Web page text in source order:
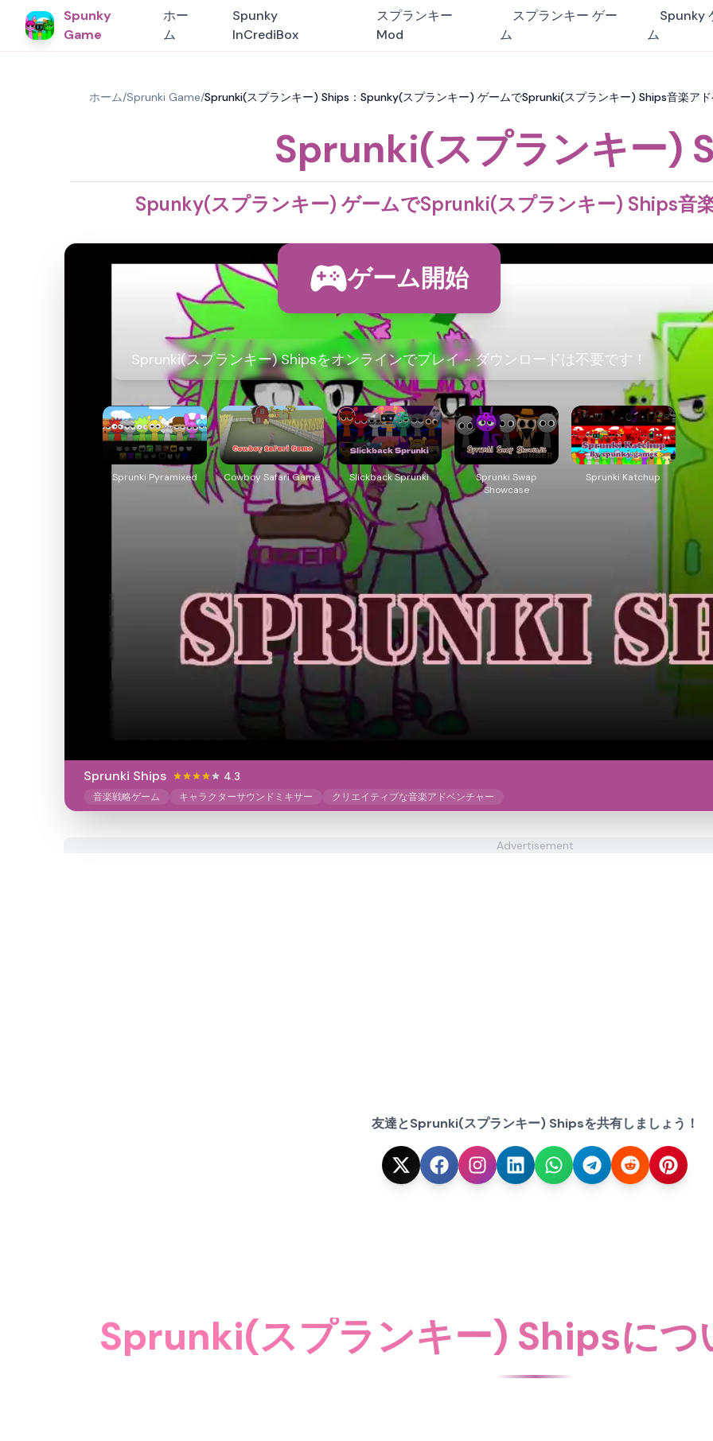
Spunky
Game
ホー
ム
Spunky
InCrediBox
スプランキー
Mod
スプランキー ゲー
ム
Spunky
ム
ホーム/Sprunki Game/Sprunki(スプランキー) Ships：Spunky(スプランキー) ゲームでSprunki(スプランキー) Ships音楽ア
Sprunki(スプランキー)
Spunky(スプランキー) ゲームでSprunki(スプランキー) Ships音
ゲーム開始
Sprunki(スプランキー) Shipsをオンラインでプレイ - ダウンロードは不要です！
Sprunki Pyramixed Cowboy Safari Game Slickback Sprunki
Sprunki Swap
Showcase
Sprunki Katchup
Sprunki Ships 4.3
音楽戦略ゲーム キャラクターサウンドミキサー クリエイティブな音楽アドベンチャー
Advertisement
友達とSprunki(スプランキー) Shipsを共有しましょう！
Sprunki(スプランキー) Shipsにつ